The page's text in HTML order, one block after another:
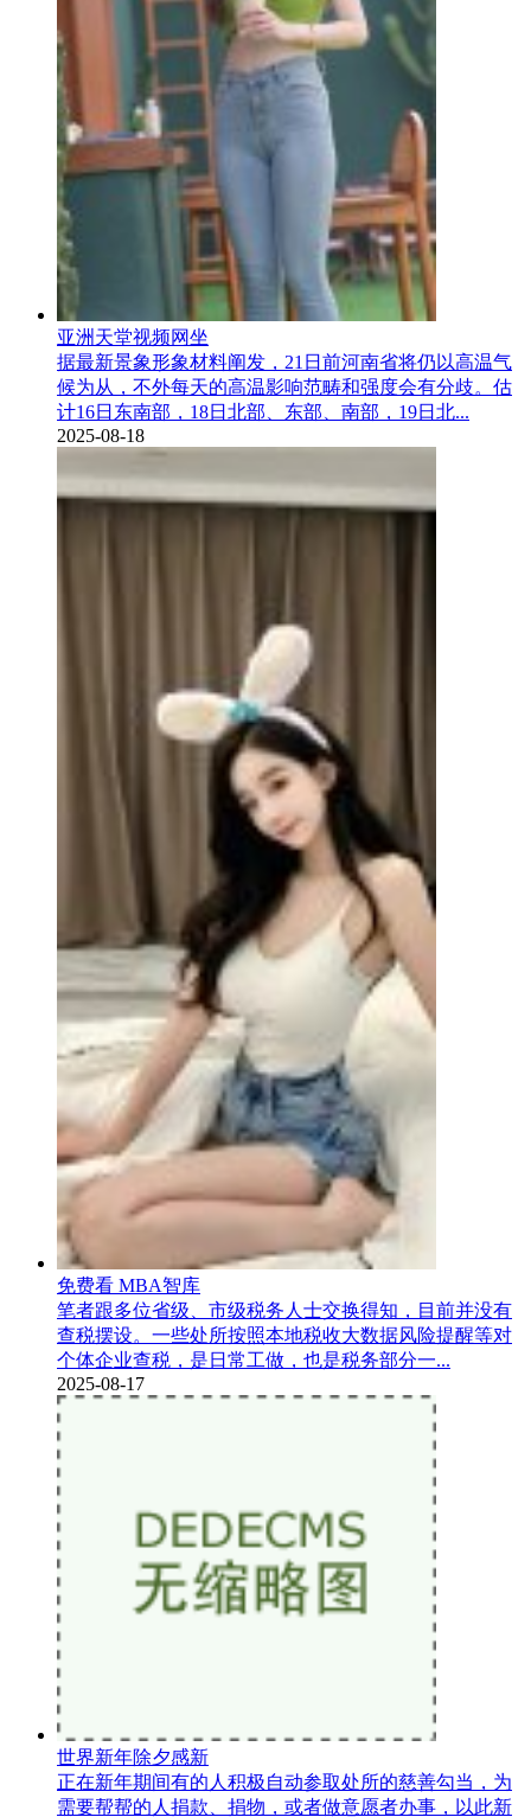
亚洲天堂视频网坐
据最新景象形象材料阐发，21日前河南省将仍以高温气
候为从，不外每天的高温影响范畴和强度会有分歧。估
计16日东南部，18日北部、东部、南部，19日北...
2025-08-18
免费看 MBA智库
笔者跟多位省级、市级税务人士交换得知，目前并没有
查税摆设。一些处所按照本地税收大数据风险提醒等对
个体企业查税，是日常工做，也是税务部分一...
2025-08-17
世界新年除夕感新
正在新年期间有的人积极自动参取处所的慈善勾当，为
需要帮帮的人捐款、捐物，或者做意愿者办事，以此新